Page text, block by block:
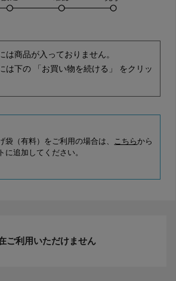
は商品が入っておりません。
は下の 「お買い物を続ける」 をクリッ
袋（有料）をご利用の場合は、 こちらから
に追加してください。
ご利用いただけません